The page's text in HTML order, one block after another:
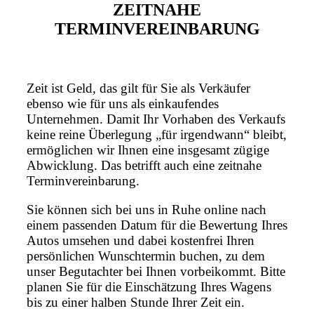
ZEITNAHE
TERMINVEREINBARUNG
Zeit ist Geld, das gilt für Sie als Verkäufer
ebenso wie für uns als einkaufendes
Unternehmen. Damit Ihr Vorhaben des Verkaufs
keine reine Überlegung „für irgendwann“ bleibt,
ermöglichen wir Ihnen eine insgesamt zügige
Abwicklung. Das betrifft auch eine zeitnahe
Terminvereinbarung.
Sie können sich bei uns in Ruhe online nach
einem passenden Datum für die Bewertung Ihres
Autos umsehen und dabei kostenfrei Ihren
persönlichen Wunschtermin buchen, zu dem
unser Begutachter bei Ihnen vorbeikommt. Bitte
planen Sie für die Einschätzung Ihres Wagens
bis zu einer halben Stunde Ihrer Zeit ein.